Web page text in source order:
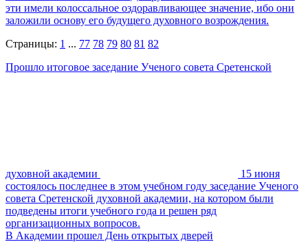
эти имели колоссальное оздоравливающее значение, ибо они
заложили основу его будущего духовного возрождения.
Страницы: 1 ... 77 78 79 80 81 82
Прошло итоговое заседание Ученого совета Сретенской
духовной академии
15 июня
состоялось последнее в этом учебном году заседание Ученого
совета Сретенской духовной академии, на котором были
подведены итоги учебного года и решен ряд
организационных вопросов.
В Академии прошел День открытых дверей